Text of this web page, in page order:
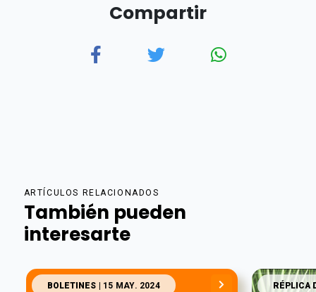
Compartir
ARTÍCULOS RELACIONADOS
También pueden
interesarte
BOLETINES | 15 MAY. 2024 RÉPLICA